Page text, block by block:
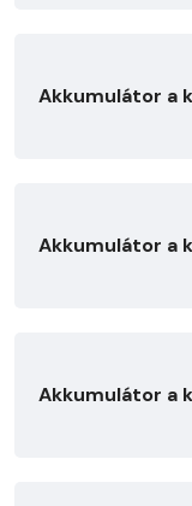
Akkumulátor a
Akkumulátor a
Akkumulátor a